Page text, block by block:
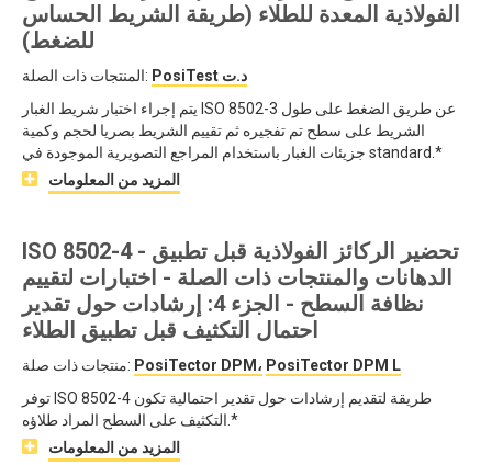
الفولاذية المعدة للطلاء (طريقة الشريط الحساس
للضغط)
المنتجات ذات الصلة:
PosiTest د.ت
يتم إجراء اختبار شريط الغبار ISO 8502-3 عن طريق الضغط على طول
الشريط على سطح تم تفجيره ثم تقييم الشريط بصريا لحجم وكمية
جزيئات الغبار باستخدام المراجع التصويرية الموجودة في standard.*
المزيد من المعلومات
ISO 8502-4 - تحضير الركائز الفولاذية قبل تطبيق
الدهانات والمنتجات ذات الصلة - اختبارات لتقييم
نظافة السطح - الجزء 4: إرشادات حول تقدير
احتمال التكثيف قبل تطبيق الطلاء
منتجات ذات صلة: PosiTector DPM، PosiTector DPM L
توفر ISO 8502-4 طريقة لتقديم إرشادات حول تقدير احتمالية تكون
التكثيف على السطح المراد طلاؤه.*
المزيد من المعلومات